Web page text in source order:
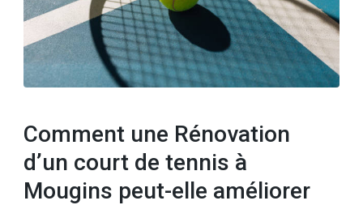
Comment une Rénovation
d’un court de tennis à
Mougins peut-elle améliorer